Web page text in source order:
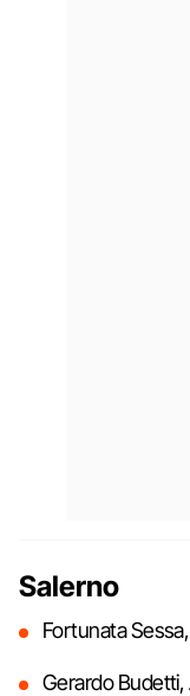
Salerno
Fortunata
Gerardo Budetti,